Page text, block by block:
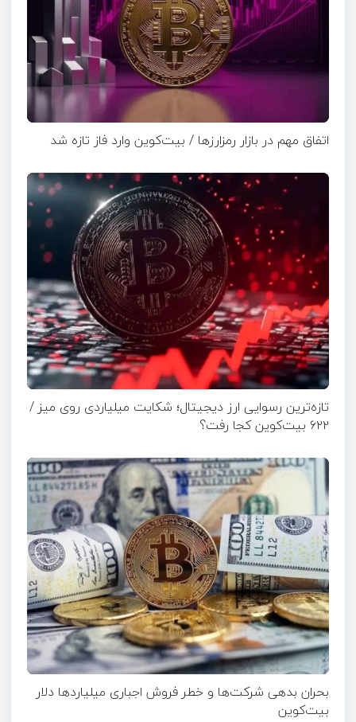
اتفاق مهم در بازار رمزارزها / بیت‌کوین وارد فاز تازه شد
تازه‌ترین رسوایی ارز دیجیتال؛ شکایت میلیاردی روی میز /
۶۲۲ بیت‌کوین کجا رفت؟
بحران بدهی شرکت‌ها و خطر فروش اجباری میلیاردها دلار
بیت‌کوین